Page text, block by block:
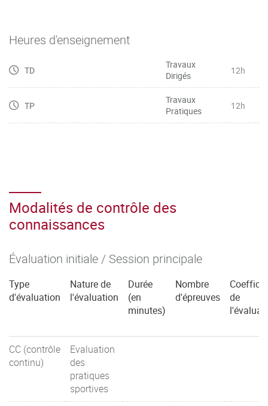
Heures d'enseignement
TD
Travaux
Dirigés
12h
TP
Travaux
Pratiques
12h
Modalités de contrôle des
connaissances
Évaluation initiale / Session principale
Type
d'évaluation
Nature de
l'évaluation
Durée
(en
minutes)
Nombre
d'épreuves
de
CC (contrôle
continu)
Evaluation
des
pratiques
sportives